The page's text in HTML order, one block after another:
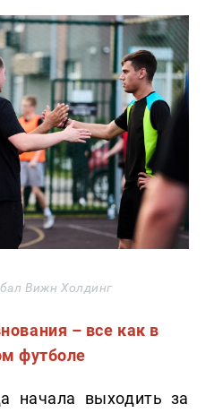
Вижн Холдинг
– все как в
футболе
начала выходить за